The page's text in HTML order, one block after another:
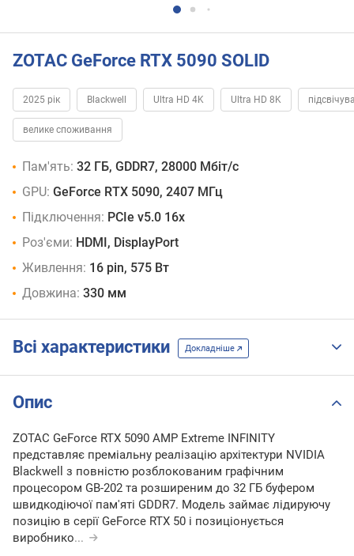
ZOTAC GeForce RTX 5090 SOLID
2025 рік Blackwell Ultra HD 4K Ultra HD 8K
велике споживання
Пам'ять: 32 ГБ, GDDR7, 28000 Мбіт/с
GPU: GeForce RTX 5090, 2407 МГц
Підключення: PCIe v5.0 16x
Роз'єми: HDMI, DisplayPort
Живлення: 16 pin, 575 Вт
Довжина: 330 мм
Всі характеристики Докладніше
Опис
ZOTAC GeForce RTX 5090 AMP Extreme INFINITY
представляє преміальну реалізацію архітектури NVIDIA
Blackwell з повністю розблокованим графічним
процесором GB-202 та розширеним до 32 ГБ буфером
швидкодіючої пам'яті GDDR7. Модель займає лідируючу
позицію в серії GeForce RTX 50 і позиціонується
виробнико...